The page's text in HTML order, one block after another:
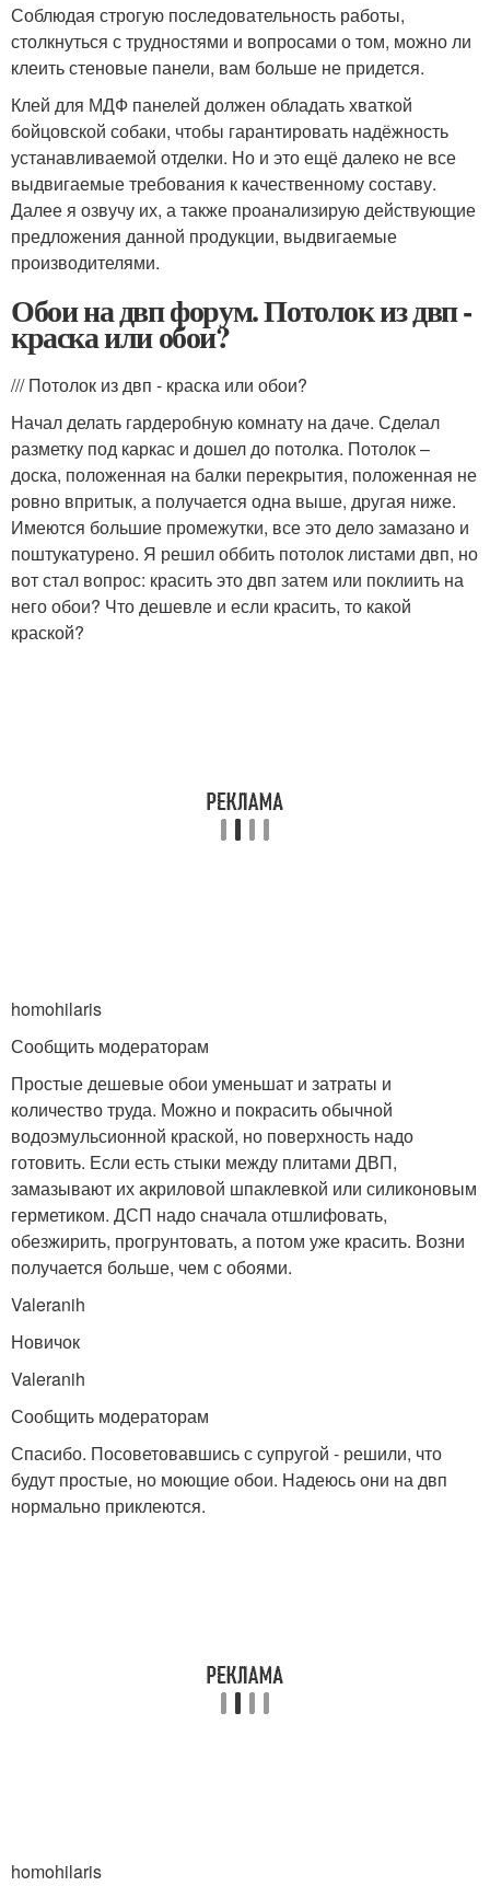
Соблюдая строгую последовательность работы,
столкнуться с трудностями и вопросами о том, можно ли
клеить стеновые панели, вам больше не придется.
Клей для МДФ панелей должен обладать хваткой
бойцовской собаки, чтобы гарантировать надёжность
устанавливаемой отделки. Но и это ещё далеко не все
выдвигаемые требования к качественному составу.
Далее я озвучу их, а также проанализирую действующие
предложения данной продукции, выдвигаемые
производителями.
Обои на двп форум. Потолок из двп -
краска или обои?
/// Потолок из двп - краска или обои?
Начал делать гардеробную комнату на даче. Сделал
разметку под каркас и дошел до потолка. Потолок –
доска, положенная на балки перекрытия, положенная не
ровно впритык, а получается одна выше, другая ниже.
Имеются большие промежутки, все это дело замазано и
поштукатурено. Я решил оббить потолок листами двп, но
вот стал вопрос: красить это двп затем или поклиить на
него обои? Что дешевле и если красить, то какой
краской?
homohilaris
Сообщить модераторам
Простые дешевые обои уменьшат и затраты и
количество труда. Можно и покрасить обычной
водоэмульсионной краской, но поверхность надо
готовить. Если есть стыки между плитами ДВП,
замазывают их акриловой шпаклевкой или силиконовым
герметиком. ДСП надо сначала отшлифовать,
обезжирить, прогрунтовать, а потом уже красить. Возни
получается больше, чем с обоями.
Valeranih
Новичок
Valeranih
Сообщить модераторам
Спасибо. Посоветовавшись с супругой - решили, что
будут простые, но моющие обои. Надеюсь они на двп
нормально приклеются.
homohilaris